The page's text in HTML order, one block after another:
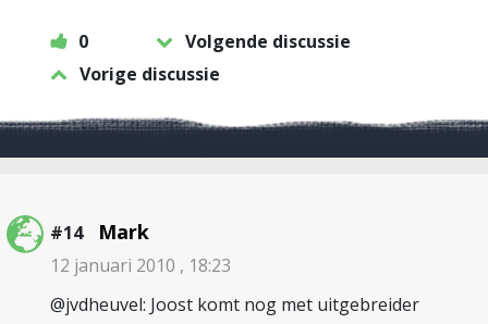
0
Volgende discussie
Vorige discussie
#14 Mark
12 januari 2010 , 18:23
@jvdheuvel: Joost komt nog met uitgebreider